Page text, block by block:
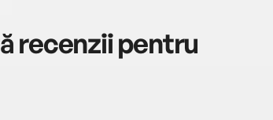
recenzii pentru